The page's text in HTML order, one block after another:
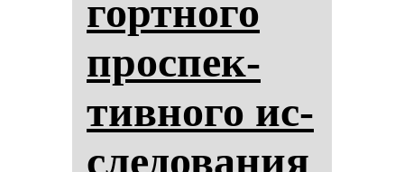
гор­тно­го
прос­пек­
тив­но­го ис­
сле­до­ва­ния